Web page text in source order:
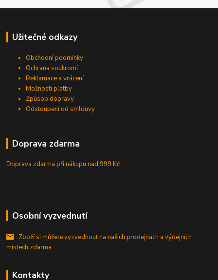
Užitečné odkazy
Obchodní podmínky
Ochrana soukromí
Reklamace a vrácení
Možnosti platby
Způsob dopravy
Odstoupení od smlouvy
Doprava zdarma
Doprava zdarma při nákupunad 999 Kč
Osobní vyzvednutí
Zboží si můžete vyzvednout na našich prodejnách a výdejních
místech zdarma.
Kontakty